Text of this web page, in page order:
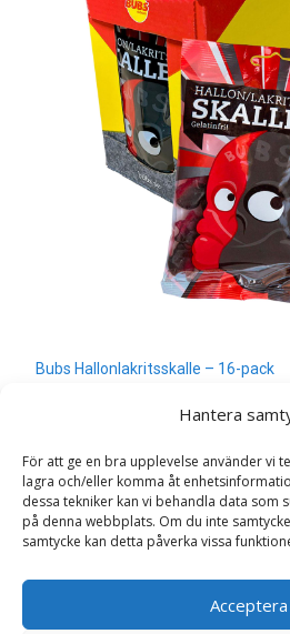
Hantera
För att ge en bra upplevelse använder vi
lagra och/eller komma åt
dessa tekniker kan vi behandla data som
på denna webbplats. Om du inte
samtycke kan detta påverka vissa
Acceptera
Bubs Hallonlakritsskalle – 16-pack
Search